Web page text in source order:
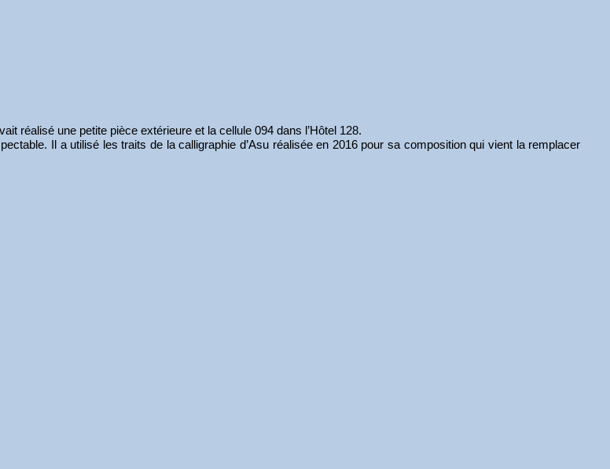
réalisé une petite pièce extérieure et la cellule 094 dans l’Hôtel 128.
Il a utilisé les traits de la calligraphie d’Asu réalisée en 2016 pour sa composition qui vient la remplacer